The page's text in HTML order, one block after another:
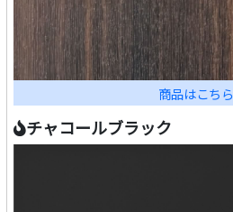
商品はこちら
チャコールブラック